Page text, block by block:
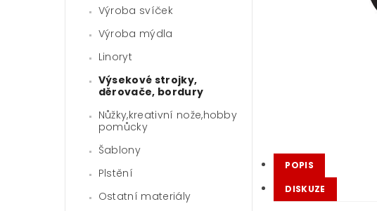
Výroba svíček
Výroba mýdla
Linoryt
Výsekové strojky,
děrovače, bordury
Nůžky,kreativní nože,hobby
pomůcky
Šablony
Plstění
Ostatní materiály
POPIS
DISKUZE